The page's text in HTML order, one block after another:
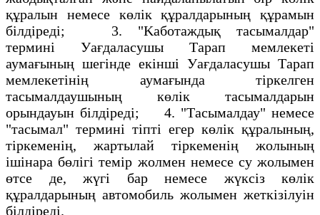
құралын немесе көлiк құралдарының құрамын
бiлдiредi; 3. "Kaботаждық тасымалдар"
терминi Уағдаласушы Тарап мемлекеті
аумағының шегінде екiншi Уағдаласушы Тарап
мемлекетінің аумағында тiркелген
тасымалдаушының көлiк тасымалдарын
орындауын бiлдiредi; 4. "Тасымалдау" немесе
"тасымал" терминi тiптi егер көлiк құралының,
тiркеменің, жартылай тiркеменiң жолының
iшiнара бөлiгі темiр жолмен немесе су жолымен
өтсе де, жүгi бар немесе жүксiз көлiк
құралдарының автомобиль жолымен жеткiзiлуiн
білдiредi.